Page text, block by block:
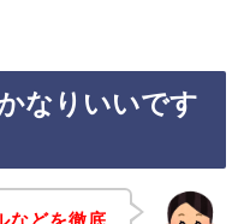
なりいいです
などを徹底